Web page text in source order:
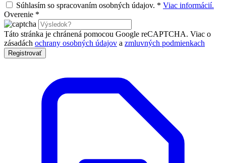
Súhlasím so spracovaním osobných údajov. * Viac informácií.
Overenie *
Táto stránka je chránená pomocou Google reCAPTCHA. Viac o
zásadách ochrany osobných údajov a zmluvných podmienkach
Registrovať